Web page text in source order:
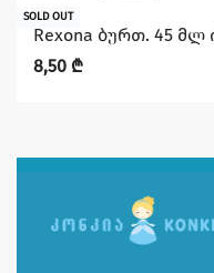
SOLD OUT
Rexona ბურთ. 45 მლ
8,50 ₾